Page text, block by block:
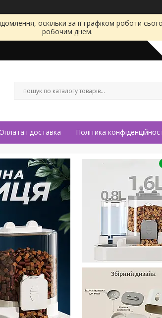
оскільки за її графіком роботи
робочим днем.
і доставка Політика